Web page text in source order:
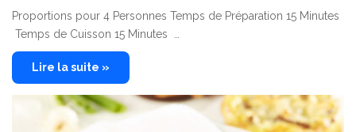
Proportions pour 4 Personnes Temps de Préparation 15 Minutes
Temps de Cuisson 15 Minutes …
Lire la suite »